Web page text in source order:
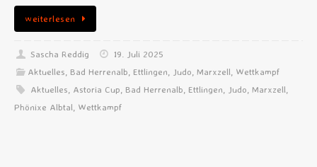
weiterlesen
Sascha Reddig
19. Juli 2025
Aktuelles Bad Herrenalb Ettlingen Judo Marxzell Wettkampf
Aktuelles Astoria Cup Bad Herrenalb Ettlingen Judo Marxzell
Phönixe Albtal Wettkampf